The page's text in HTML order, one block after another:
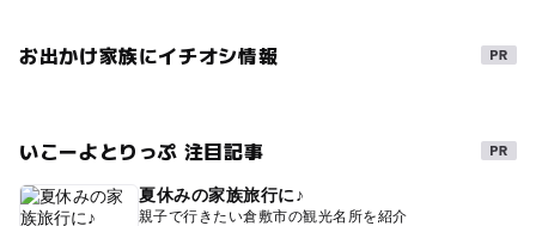
お出かけ家族にイチオシ情報
いこーよとりっぷ 注目記事
夏休みの家族旅行に♪
親子で行きたい倉敷市の観光名所を紹介